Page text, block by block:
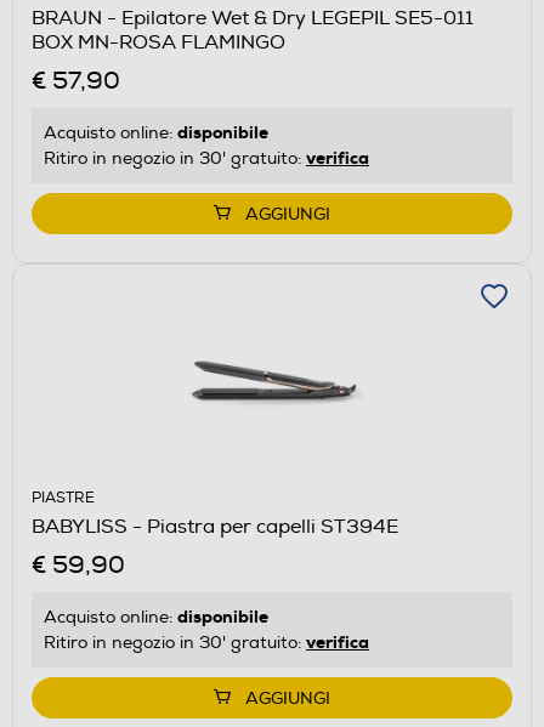
BRAUN - Epilatore Wet & Dry LEGEPIL SE5-011
BOX MN-ROSA FLAMINGO
€ 57,90
Acquisto online: disponibile
Ritiro in negozio in 30' gratuito: verifica
AGGIUNGI
PIASTRE
BABYLISS - Piastra per capelli ST394E
€ 59,90
Acquisto online: disponibile
Ritiro in negozio in 30' gratuito: verifica
AGGIUNGI